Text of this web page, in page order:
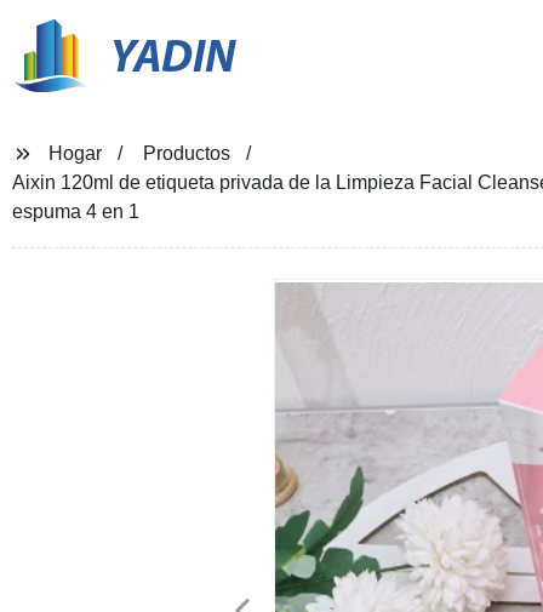
YADIN
Hogar
Productos
Aixin 120ml de etiqueta privada de la Limpieza Facial
espuma 4 en 1